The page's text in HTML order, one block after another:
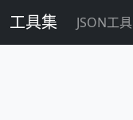
工具集 JSON工具